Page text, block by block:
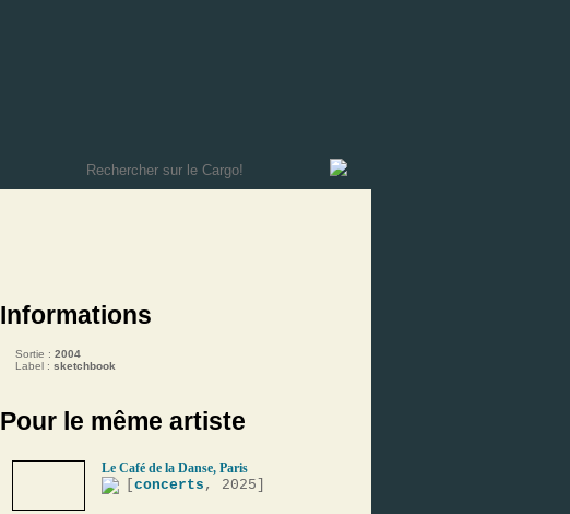
Informations
Sortie : 2004
Label : sketchbook
Pour le même artiste
Le Café de la Danse, Paris
concerts , 2025]